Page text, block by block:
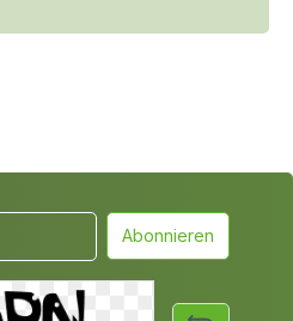
Abonnieren